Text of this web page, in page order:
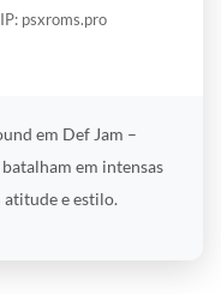
psxroms.pro
em Def Jam –
em intensas
e estilo.